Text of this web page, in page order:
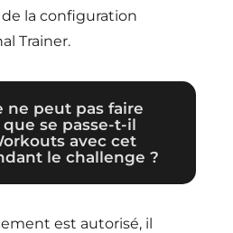
la configuration
Trainer.
ne peut pas faire
se passe-t-il
avec cet
le challenge ?
est autorisé, il